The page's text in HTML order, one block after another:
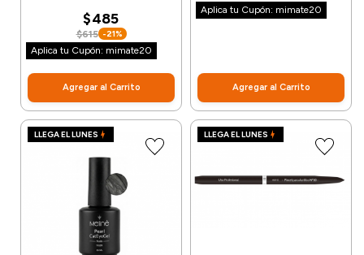
$485
$615 -21%
Aplica tu Cupón: mimate20
Agregar al Carrito
Aplica tu Cupón: mimate20
Agregar al Carrito
LLEGA EL LUNES LLEGA EL LUNES